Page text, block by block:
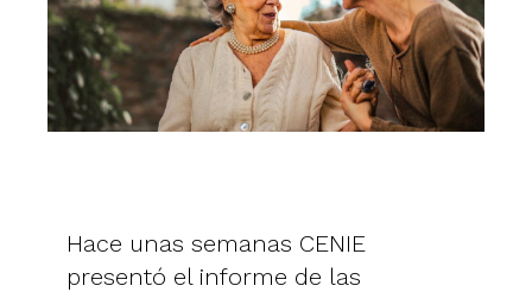
Hace unas semanas CENIE
presentó el informe de las